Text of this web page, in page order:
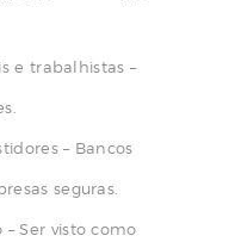
e trabalhistas –
– Bancos
seguras.
Ser visto como